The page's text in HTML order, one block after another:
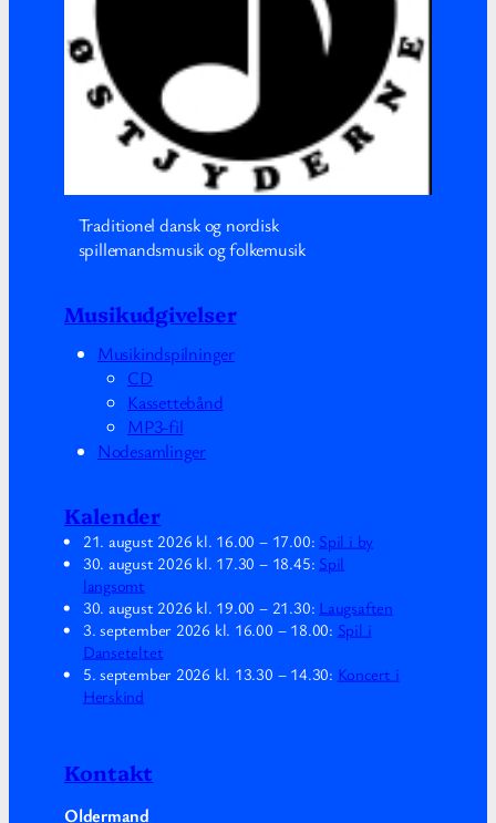
Traditionel dansk og nordisk
spillemandsmusik og folkemusik
Musikudgivelser
Musikindspilninger
CD
Kassettebånd
MP3-fil
Nodesamlinger
Kalender
21. august 2026 kl. 16.00 – 17.00: Spil i by
30. august 2026 kl. 17.30 – 18.45: Spil
langsomt
30. august 2026 kl. 19.00 – 21.30: Laugsaften
3. september 2026 kl. 16.00 – 18.00: Spil i
Danseteltet
5. september 2026 kl. 13.30 – 14.30: Koncert i
Herskind
Kontakt
Oldermand